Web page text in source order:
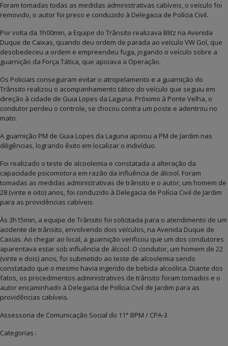
Foram tomadas todas as medidas administrativas cabíveis, o veículo foi
removido, o autor foi preso e conduzido à Delegacia de Polícia Civil.
Por volta da 1h00min, a Equipe do Trânsito realizava Blitz na Avenida
Duque de Caixas, quando deu ordem de parada ao veículo VW Gol, que
desobedeceu a ordem e empreendeu fuga, jogando o veículo sobre a
guarnição da Força Tática, que apoiava a Operação.
Os Policiais conseguiram evitar o atropelamento e a guarnição do
Trânsito realizou o acompanhamento tático do veículo que seguiu em
direção à cidade de Guia Lopes da Laguna. Próximo à Ponte Velha, o
condutor perdeu o controle, se chocou contra um poste e adentrou no
mato.
A guarnição PM de Guia Lopes da Laguna apoiou a PM de Jardim nas
diligências, logrando êxito em localizar o indivíduo.
Foi realizado o teste de alcoolemia e constatada a alteração da
capacidade psicomotora em razão da influência de álcool. Foram
tomadas as medidas administrativas de trânsito e o autor, um homem de
28 (vinte e oito) anos, foi conduzido à Delegacia de Polícia Civil de Jardim
para as providências cabíveis.
Às 3h15min, a equipe de Trânsito foi solicitada para o atendimento de um
acidente de trânsito, envolvendo dois veículos, na Avenida Duque de
Caxias. Ao chegar ao local, a guarnição verificou que um dos condutores
aparentava estar sob influência de álcool. O condutor, um homem de 22
(vinte e dois) anos, foi submetido ao teste de alcoolemia sendo
constatado que o mesmo havia ingerido de bebida alcoólica. Diante dos
fatos, os procedimentos administrativos de trânsito foram tomados e o
autor encaminhado à Delegacia de Polícia Civil de Jardim para as
providências cabíveis.
Assessoria de Comunicação Social do 11° BPM / CPA-3
Categorias :